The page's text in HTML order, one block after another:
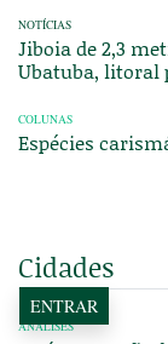
NOTÍCIAS
Jiboia de 2,3
Ubatuba, litoral
COLUNAS
Espécies
Cidades
ANÁLISES
ENTRAR